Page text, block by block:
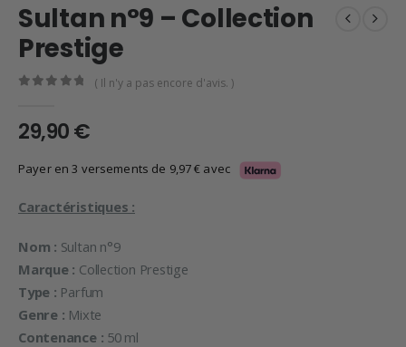
Sultan n°9 – Collection
Prestige
( Il n'y a pas encore d'avis. )
29,90€
Payer en 3 versements de 9,97€ avec
Caractéristiques :
Nom : Sultan n°9
Marque : Collection Prestige
Type : Parfum
Genre : Mixte
Contenance : 50 ml